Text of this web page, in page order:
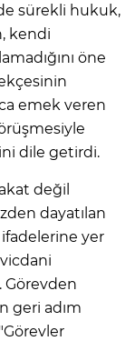
sürekli hukuk,
kendi
öne
emek veren
dile getirdi.
değil
dayatılan
yer
Görevden
geri adım